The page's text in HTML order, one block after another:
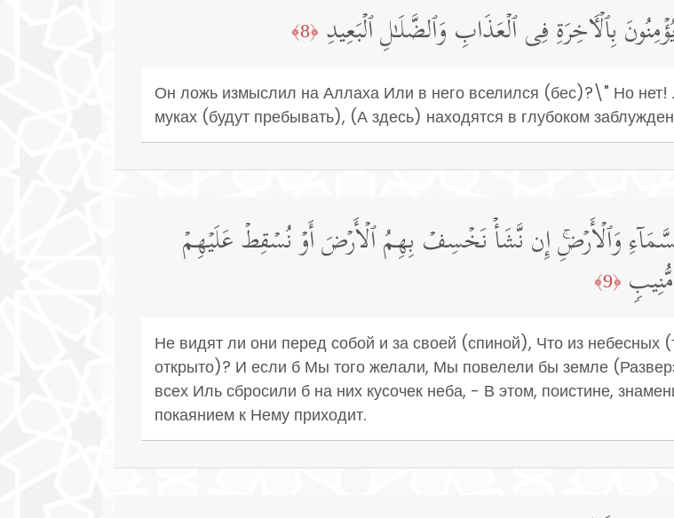
بِٱلۡـَٔاخِرَةِ فِی ٱلۡعَذَابِ وَٱلضَّلَـٰلِ ٱلۡبَعِیدِ ﴿8﴾
Он ложь измыслил на Аллаха Или в него вселился (бес)?\" Но
муках (будут пребывать), (А здесь) находятся в глубоком
وَٱلۡأَرۡضِۚ إِن نَّشَأۡ نَخۡسِفۡ بِهِمُ ٱلۡأَرۡضَ أَوۡ نُسۡقِطۡ عَلَیۡهِمۡ
﴿9﴾
Не видят ли они перед собой и за своей (спиной), Что из небесных
открыто)? И если б Мы того желали, Мы повелели бы земле
всех Иль сбросили б на них кусочек неба, - В этом, поистине,
покаянием к Нему приходит.